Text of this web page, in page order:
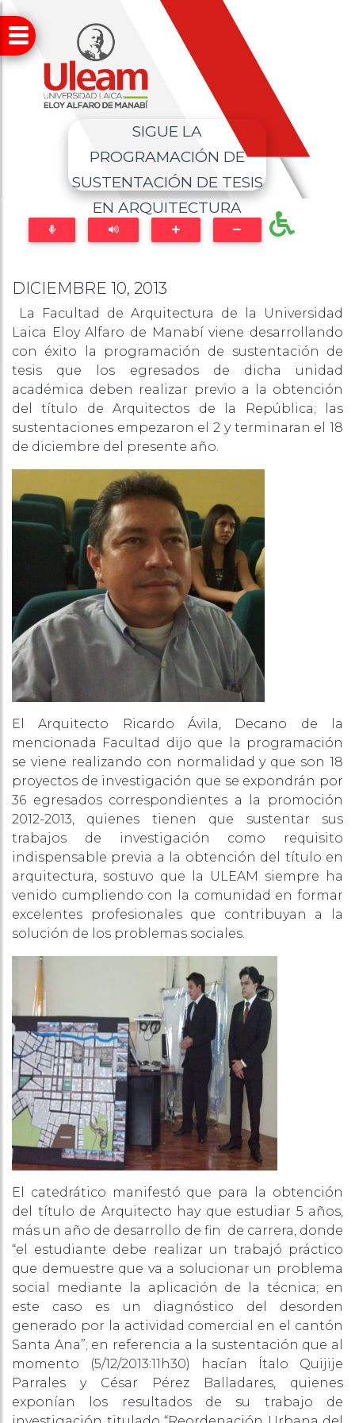
SIGUE LA
PROGRAMACIÓN DE
SUSTENTACIÓN DE TESIS
EN ARQUITECTURA
DICIEMBRE 10, 2013
La Facultad de Arquitectura de la Universidad
Laica Eloy Alfaro de Manabí viene desarrollando
con éxito la programación de sustentación de
tesis que los egresados de dicha unidad
académica deben realizar previo a la obtención
del título de Arquitectos de la República; las
sustentaciones empezaron el 2 y terminaran el 18
de diciembre del presente año.
El Arquitecto Ricardo Ávila, Decano de la
mencionada Facultad dijo que la programación
se viene realizando con normalidad y que son 18
proyectos de investigación que se expondrán por
36 egresados correspondientes a la promoción
2012-2013, quienes tienen que sustentar sus
trabajos de investigación como requisito
indispensable previa a la obtención del título en
arquitectura, sostuvo que la ULEAM siempre ha
venido cumpliendo con la comunidad en formar
excelentes profesionales que contribuyan a la
solución de los problemas sociales.
El catedrático manifestó que para la obtención
del título de Arquitecto hay que estudiar 5 años,
más un año de desarrollo de fin de carrera, donde
“el estudiante debe realizar un trabajó práctico
que demuestre que va a solucionar un problema
social mediante la aplicación de la técnica; en
este caso es un diagnóstico del desorden
generado por la actividad comercial en el cantón
Santa Ana”; en referencia a la sustentación que al
momento (5/12/2013:11h30) hacían Ítalo Quijije
Parrales y César Pérez Balladares, quienes
exponían los resultados de su trabajo de